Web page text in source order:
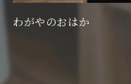
わがやのおはか